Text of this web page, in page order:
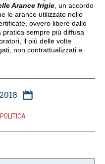
Arance frigie, un accordo
le arance utilizzate nello
ovvero libere dallo
sempre più diffusa
il più delle volte
non contrattualizzati e